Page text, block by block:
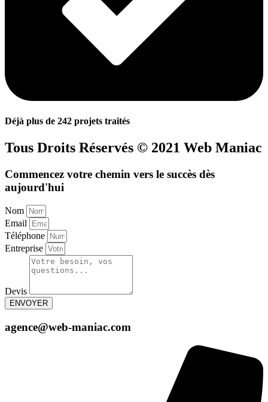
Déjà plus de 242 projets traités
Tous Droits Réservés © 2021 Web Maniac
Commencez votre chemin vers le succès dès
aujourd'hui
Nom
Email
Téléphone
Entreprise
Devis
ENVOYER
agence@web-maniac.com